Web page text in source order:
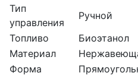
Тип
управления
Ручной
Топливо
Биоэтанол
Материал
Форма